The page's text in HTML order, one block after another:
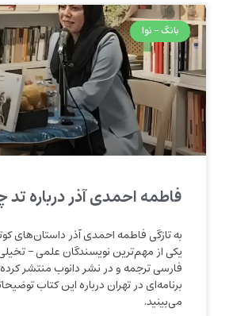
بانگ - نوا
فاطمه احمدی آذر درباره تد
به تازگی فاطمه احمدی آذر داستان‌های
یکی از مهم‌ترین نویسندگان علمی –
فارسی ترجمه و در نشر دانوب منتشر
برنامه‌ای در تهران درباره این کتاب
می‌بینید.